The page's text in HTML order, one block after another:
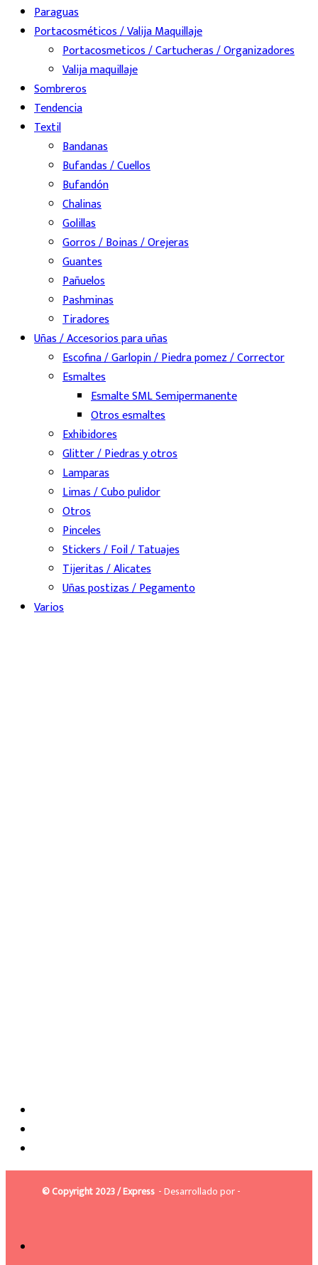
Paraguas
Portacosméticos / Valija Maquillaje
Portacosmeticos / Cartucheras / Organizadores
Valija maquillaje
Sombreros
Tendencia
Textil
Bandanas
Bufandas / Cuellos
Bufandón
Chalinas
Golillas
Gorros / Boinas / Orejeras
Guantes
Pañuelos
Pashminas
Tiradores
Uñas / Accesorios para uñas
Escofina / Garlopin / Piedra pomez / Corrector
Esmaltes
Esmalte SML Semipermanente
Otros esmaltes
Exhibidores
Glitter / Piedras y otros
Lamparas
Limas / Cubo pulidor
Otros
Pinceles
Stickers / Foil / Tatuajes
Tijeritas / Alicates
Uñas postizas / Pegamento
Varios
© Copyright 2023 / Express - Desarrollado por -